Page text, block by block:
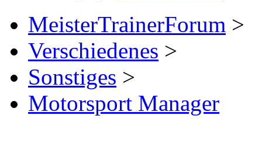
MeisterTrainerForum >
Verschiedenes >
Sonstiges >
Motorsport Manager